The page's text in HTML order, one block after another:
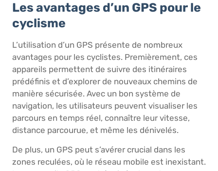
Les avantages d’un GPS pour le
cyclisme
L’utilisation d’un GPS présente de nombreux
avantages pour les cyclistes. Premièrement, ces
appareils permettent de suivre des itinéraires
prédéfinis et d’explorer de nouveaux chemins de
manière sécurisée. Avec un bon système de
navigation, les utilisateurs peuvent visualiser les
parcours en temps réel, connaître leur vitesse,
distance parcourue, et même les dénivelés.
De plus, un GPS peut s’avérer crucial dans les
zones reculées, où le réseau mobile est inexistant.